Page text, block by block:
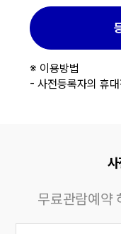
※ 이용방법
- 사전등록자의 휴
무료관람예약